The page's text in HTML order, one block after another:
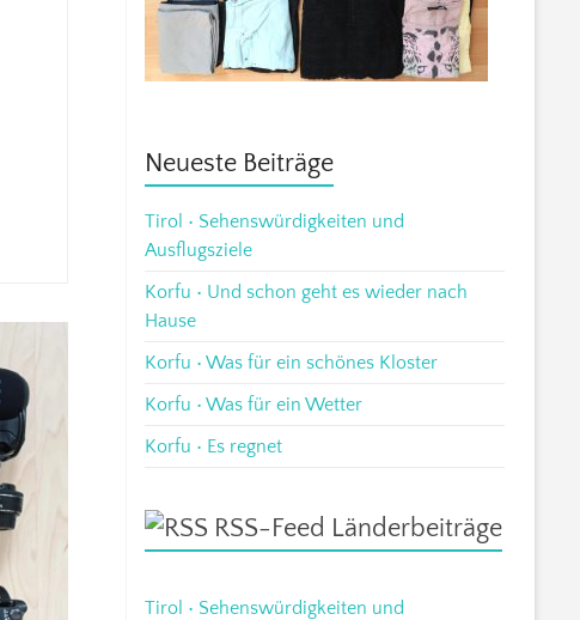
Neueste Beiträge
Tirol • Sehenswürdigkeiten und
Ausflugsziele
Korfu • Und schon geht es wieder nach
Hause
Korfu • Was für ein schönes Kloster
Korfu • Was für ein Wetter
Korfu • Es regnet
RSS-Feed Länderbeiträge
Tirol • Sehenswürdigkeiten und